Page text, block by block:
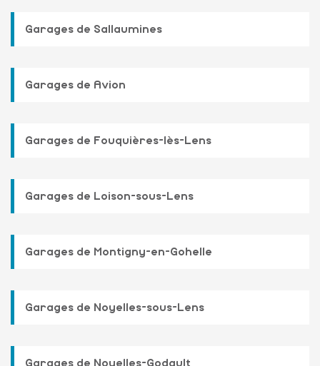
Garages de Sallaumines
Garages de Avion
Garages de Fouquières-lès-Lens
Garages de Loison-sous-Lens
Garages de Montigny-en-Gohelle
Garages de Noyelles-sous-Lens
Garages de Noyelles-Godault